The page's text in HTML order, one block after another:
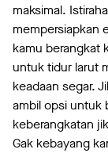
maksimal.
mempersiapkan
kamu berangkat
untuk tidur larut
keadaan segar.
ambil opsi untuk
keberangkatan
Gak kebayang